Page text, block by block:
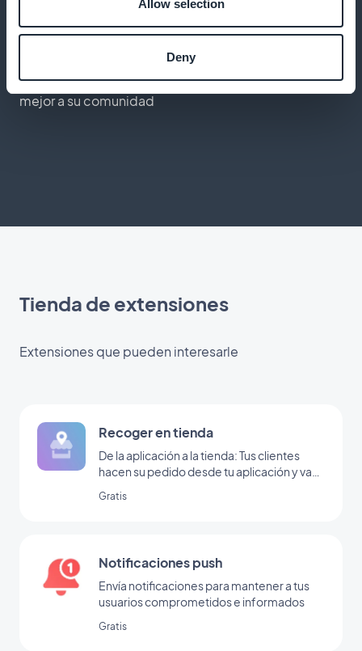
Allow selection
Deny
Artículos educativos
Escriba artículos sobre su empresa para implicar
mejor a su comunidad
Tienda de extensiones
Extensiones que pueden interesarle
Recoger en tienda
De la aplicación a la tienda: Tus clientes
hacen su pedido desde tu aplicación y van
Gratis
Notificaciones push
Envía notificaciones para mantener a tus
usuarios comprometidos e informados
Gratis